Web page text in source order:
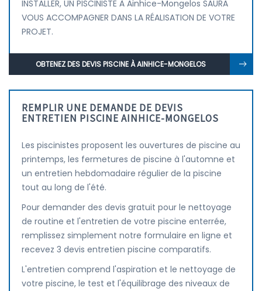
INSTALLER, UN PISCINISTE À Ainhice-Mongelos SAURA
VOUS ACCOMPAGNER DANS LA RÉALISATION DE VOTRE
PROJET.
OBTENEZ DES DEVIS PISCINE À AINHICE-MONGELOS
REMPLIR UNE DEMANDE DE DEVIS
ENTRETIEN PISCINE AINHICE-MONGELOS
Les piscinistes proposent les ouvertures de piscine au
printemps, les fermetures de piscine à l'automne et
un entretien hebdomadaire régulier de la piscine
tout au long de l'été.
Pour demander des devis gratuit pour le nettoyage
de routine et l'entretien de votre piscine enterrée,
remplissez simplement notre formulaire en ligne et
recevez 3 devis entretien piscine comparatifs.
L'entretien comprend l'aspiration et le nettoyage de
votre piscine, le test et l'équilibrage des niveaux de